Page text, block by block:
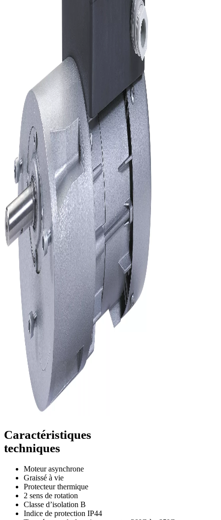
Caractéristiques
techniques
Moteur asynchrone
Graissé à vie
Protecteur thermique
2 sens de rotation
Classe d’isolation B
Indice de protection IP44